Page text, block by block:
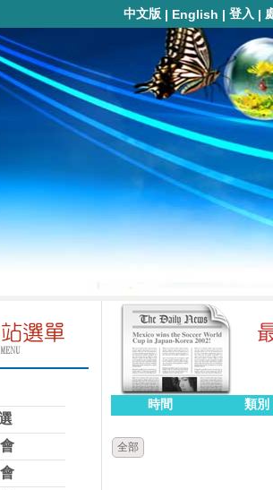
中文版 | English | 登入 |
時間 類別
全部